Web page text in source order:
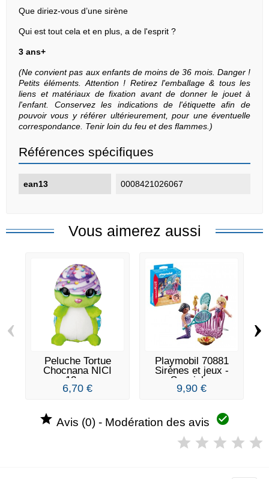
Que diriez-vous d’une sirène
Qui est tout cela et en plus, a de l'esprit ?
3 ans+
(Ne convient pas aux enfants de moins de 36 mois. Danger !
Petits éléments. Attention ! Retirez l'emballage & tous les
liens et matériaux de fixation avant de donner le jouet à
l'enfant. Conservez les indications de l'étiquette afin de
pouvoir vous y référer ultérieurement, pour une éventuelle
correspondance. Tenir loin du feu et des flammes.)
Références spécifiques
ean13 0008421026067
Vous aimerez aussi
Peluche Tortue
Chocnana NICI
12cm
6,70 €
Playmobil 70881
Sirènes et jeux -
Special...
9,90 €
‹ ›
 Avis (0) - Modération des avis 